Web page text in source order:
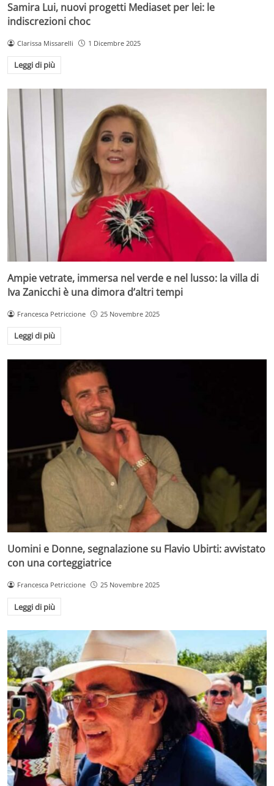
Samira Lui, nuovi progetti Mediaset per lei: le
indiscrezioni choc
Clarissa Missarelli 1 Dicembre 2025
Leggi di più
Ampie vetrate, immersa nel verde e nel lusso: la villa di
Iva Zanicchi è una dimora d’altri tempi
Francesca Petriccione 25 Novembre 2025
Leggi di più
Uomini e Donne, segnalazione su Flavio Ubirti: avvistato
con una corteggiatrice
Francesca Petriccione 25 Novembre 2025
Leggi di più